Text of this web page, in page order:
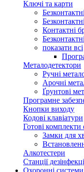
Ключі та карти
Контактні
показати всі
Металодетектори
Ручні
Арочні
Ґрунтові
Програмне
Кнопки виходу
Кодові клавіатури
Готові
Замки для
Алкотестери
Станції
Охоронні системи